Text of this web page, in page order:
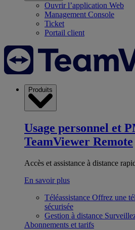
Ouvrir l’application Web
Management Console
Ticket
Portail client
Produits
Usage personnel et
TeamViewer Remote
Accès et assistance à distance
En savoir plus
Téléassistance Offrez une
sécurisée
Gestion à distance
Abonnements et tarifs